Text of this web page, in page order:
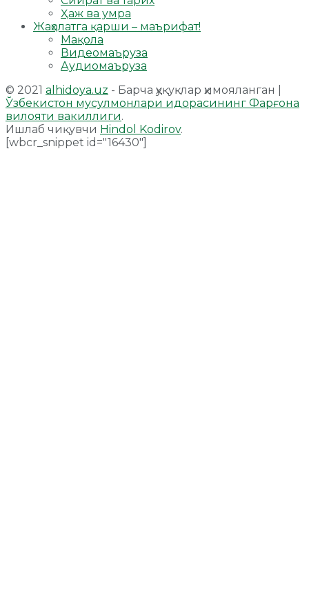
Ҳаж ва умра
Жаҳолатга қарши – маърифат!
Мақола
Видеомаъруза
Аудиомаъруза
© 2021 alhidoya.uz - Барча ҳуқуқлар ҳимояланган |
Ўзбекистон мусулмонлари идорасининг Фарғона
вилояти вакиллиги.
Ишлаб чиқувчи Hindol Kodirov.
[wbcr_snippet id="16430"]